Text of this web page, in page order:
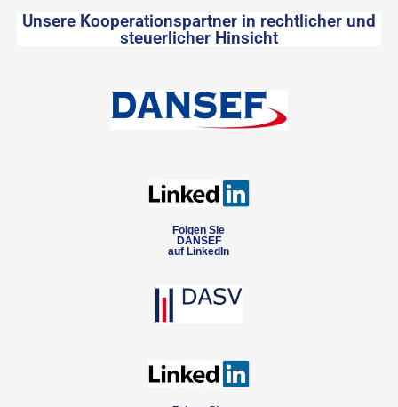
Unsere Kooperationspartner in rechtlicher und
steuerlicher Hinsicht
Folgen Sie
DANSEF
auf LinkedIn